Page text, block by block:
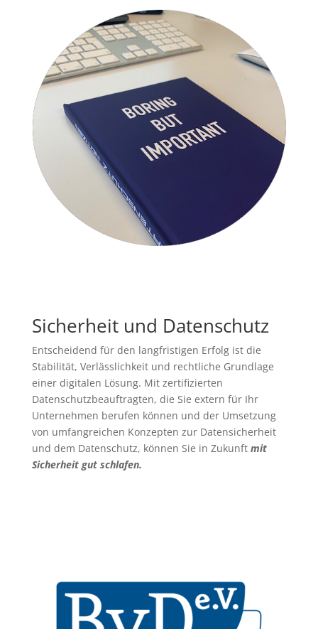
Sicherheit und Datenschutz
Entscheidend für den langfristigen Erfolg ist die
Stabilität, Verlässlichkeit und rechtliche Grundlage
einer digitalen Lösung. Mit zertifizierten
Datenschutzbeauftragten, die Sie extern für Ihr
Unternehmen berufen können und der Umsetzung
von umfangreichen Konzepten zur Datensicherheit
und dem Datenschutz, können Sie in Zukunft mit
Sicherheit gut schlafen.